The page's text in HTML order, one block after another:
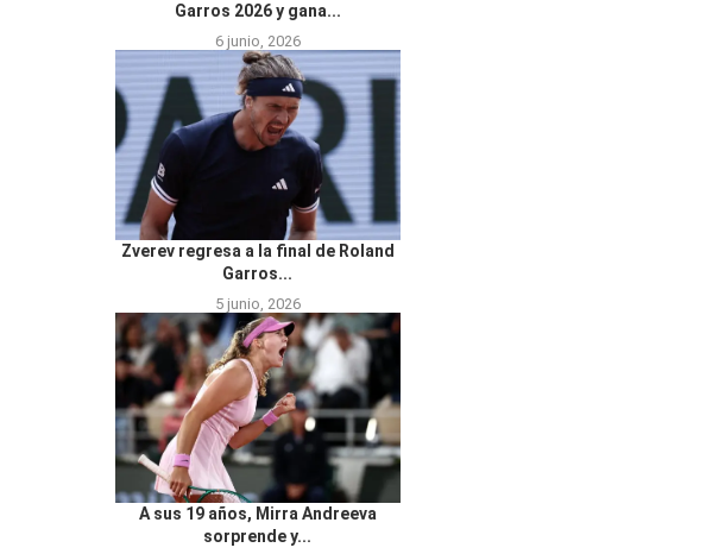
Garros 2026 y gana...
6 junio, 2026
Zverev regresa a la final de Roland
Garros...
5 junio, 2026
A sus 19 años, Mirra Andreeva
sorprende y...